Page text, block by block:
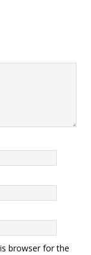
browser for the